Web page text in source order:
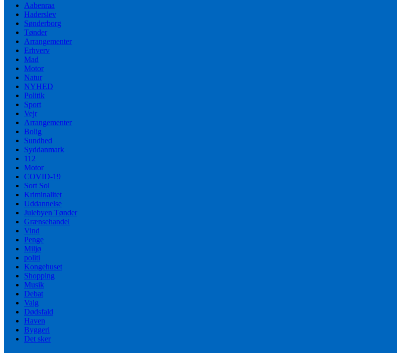
Aabenraa
Haderslev
Sønderborg
Tønder
Arrangementer
Erhverv
Mad
Motor
Natur
NYHED
Politik
Sport
Vejr
Arrangementer
Bolig
Sundhed
Syddanmark
112
Motor
COVID-19
Sort Sol
Kriminalitet
Uddannelse
Julebyen Tønder
Grænsehandel
Vind
Penge
Miljø
politi
Kongehuset
Shopping
Musik
Debat
Valg
Dødsfald
Haven
Byggeri
Det sker